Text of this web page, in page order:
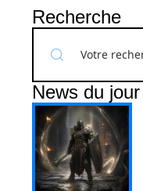
Recherche
News du jour